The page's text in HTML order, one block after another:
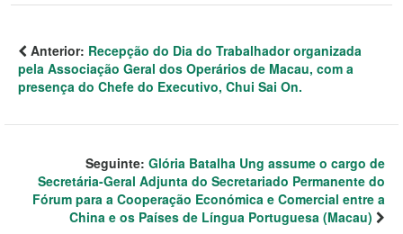
Anterior: Recepção do Dia do Trabalhador organizada
pela Associação Geral dos Operários de Macau, com a
presença do Chefe do Executivo, Chui Sai On.
Seguinte: Glória Batalha Ung assume o cargo de
Secretária-Geral Adjunta do Secretariado Permanente do
Fórum para a Cooperação Económica e Comercial entre a
China e os Países de Língua Portuguesa (Macau)